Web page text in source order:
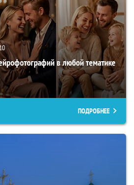
в любой тематике
ПОДРОБНЕЕ